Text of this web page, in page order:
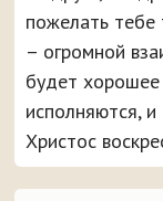
пожелать тебе
– огромной
будет хорошее
исполняются,
Христос